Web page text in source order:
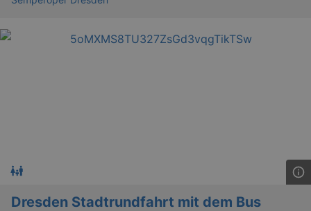
Dresden Stadtrundfahrt mit dem Bus